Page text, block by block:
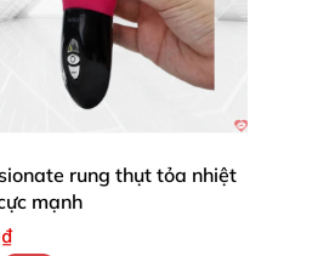
phẩm xuất sắc này!
cảm của riêng bạn.
rung thụt tỏa nhiệt
mạnh